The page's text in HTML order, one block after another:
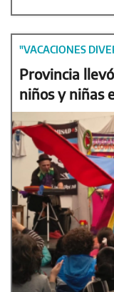
"VACACIONES
Provincia
niños y niñas